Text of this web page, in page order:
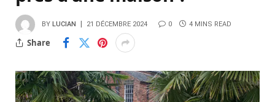
BY LUCIAN 21 DÉCEMBRE 2024 0 4 MINS READ
Share